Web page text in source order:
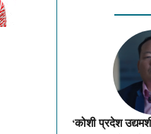
‘कोशी प्रदेश